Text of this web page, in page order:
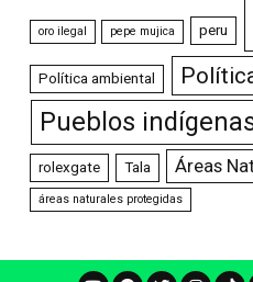
oro ilegal pepe mujica peru
Política ambiental
Pueblos
rolexgate Tala Áreas
áreas naturales protegidas